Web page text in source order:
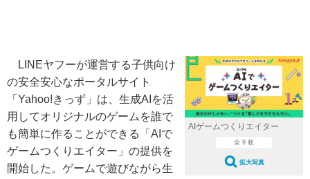
AIゲームつくりエイター
全 9 枚
拡大写真
LINEヤフーが運営する子供向け
の安全安心なポータルサイト
「Yahoo!きっず」は、生成AIを活
用してオリジナルのゲームを誰で
も簡単に作ることができる「AIで
ゲームつくりエイター」の提供を
開始した。ゲームで遊びながら生